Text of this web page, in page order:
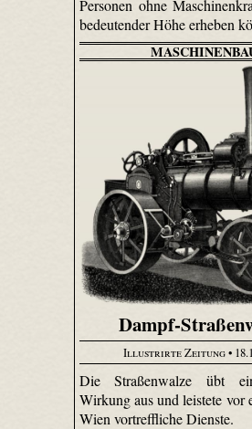
Personen ohne
bedeutender Höhe erheben
Dampf-
Illustrirte Zeitung•
Die Straßenwalze übt
Wirkung aus und leistete vor
Wien vortreffliche Dienste.